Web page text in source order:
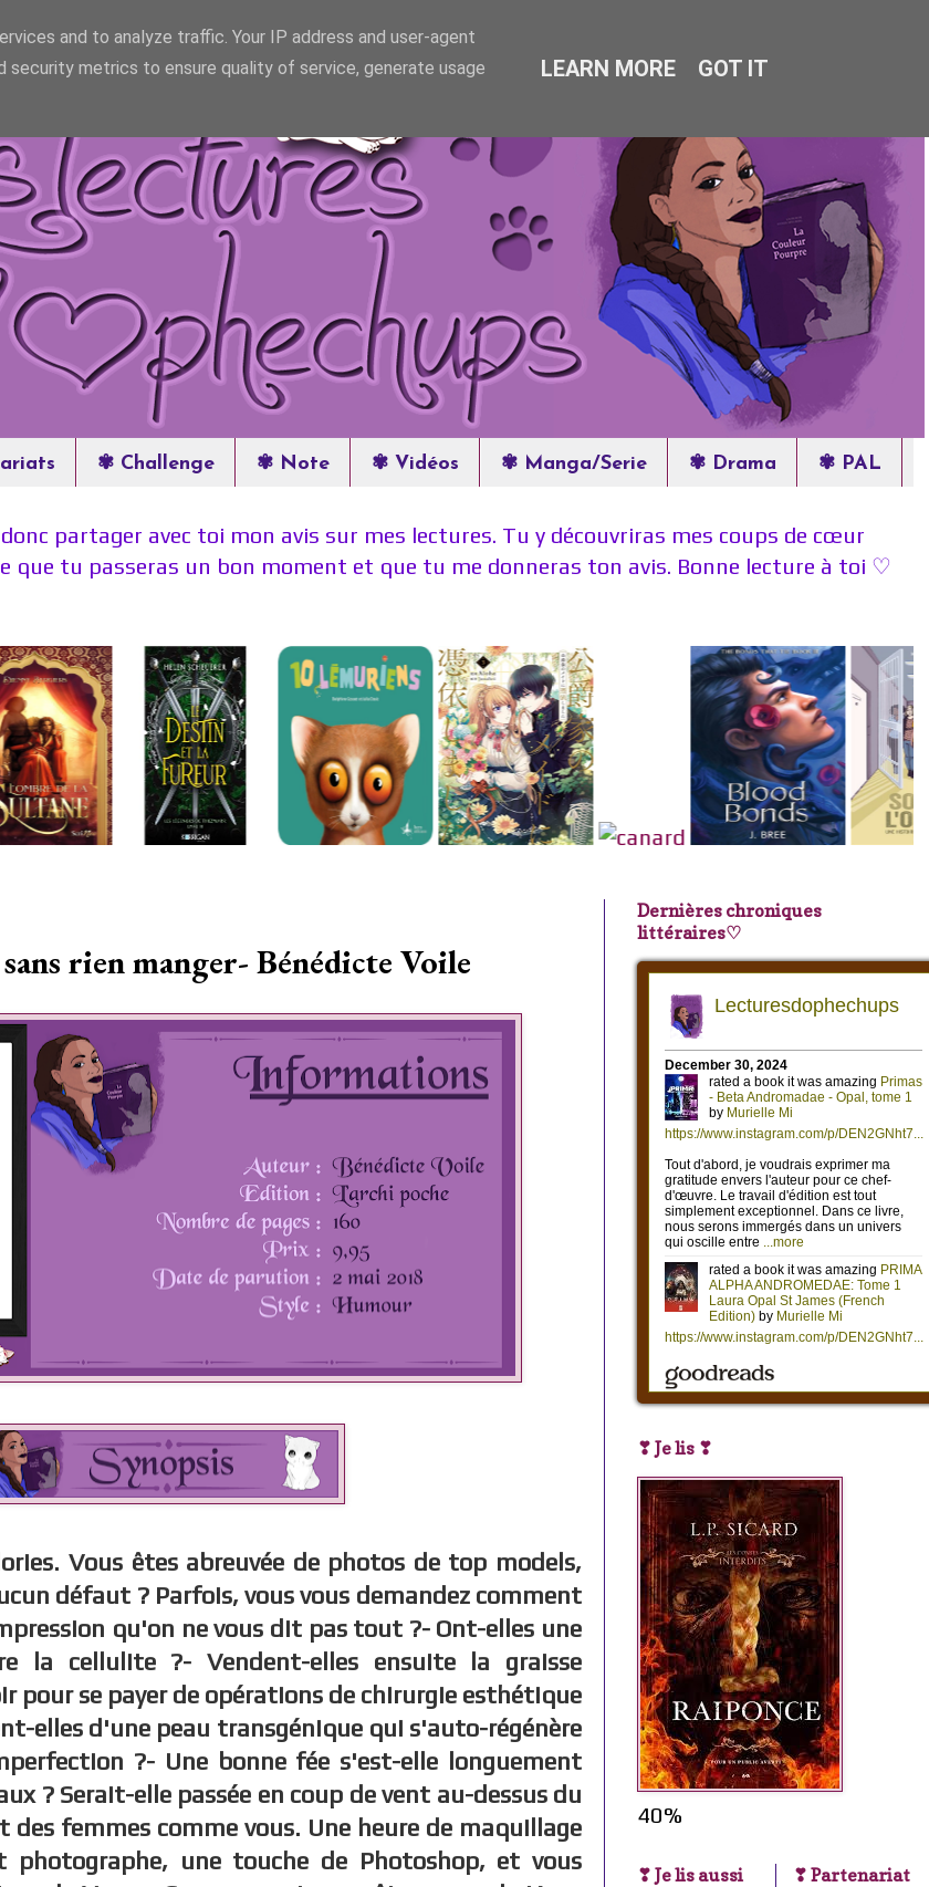
✾ Challenge ✾ Note ✾ Vidéos ✾ Manga/Serie ✾ Drama ✾ PAL
partager avec toi mon avis sur mes lectures. Tu y découvriras mes coups de cœur
que tu passeras un bon moment et que tu me donneras ton avis. Bonne lecture à toi ♡
rien manger- Bénédicte Voile
Vous êtes abreuvée de photos de top models,
défaut ? Parfois, vous vous demandez comment
qu'on ne vous dit pas tout ?- Ont-elles une
la cellulite ?- Vendent-elles ensuite la graisse
pour se payer de opérations de chirurgie esthétique
elles d'une peau transgénique qui s'auto-régénère
?- Une bonne fée s'est-elle longuement
? Serait-elle passée en coup de vent au-dessus du
femmes comme vous. Une heure de maquillage
photographe, une touche de Photoshop, et vous
Dernières chroniques
littéraires♡
❣ Je lis ❣
40%
❣ Je lis aussi
❣ Partenariat
and to analyze traffic. Your IP address and user-agent
security metrics to ensure quality of service, generate usage
LEARN MORE GOT IT